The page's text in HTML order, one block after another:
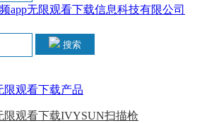
搜索
限观看下载产品
限观看下载IVYSUN扫描枪